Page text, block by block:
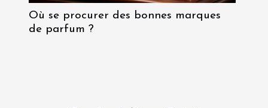
Où se procurer des bonnes marques
de parfum ?